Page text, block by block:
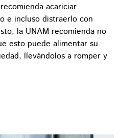
recomienda acariciar
e incluso distraerlo con
la UNAM recomienda no
esto puede alimentar su
llevándolos a romper y